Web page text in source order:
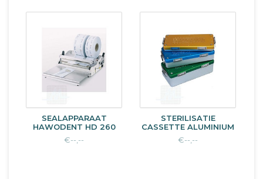
SEALAPPARAAT
HAWODENT HD 260
€--,--
STERILISATIE
CASSETTE ALUMINIUM
€--,--